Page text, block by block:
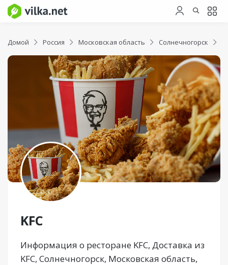
Домой Россия Московская область Солнечногорск
KFC
Информация о ресторане KFC, Доставка из
KFC, Солнечногорск, Московская область,